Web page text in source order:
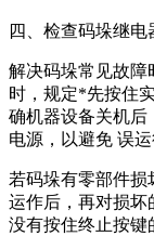
四、检查码垛继电
解决码垛常见故障
时，规定*先按住
确机器设备关机后
电源，以避免 误运
若码垛有零部件损
运作后，再对损坏
没有按住终止按键